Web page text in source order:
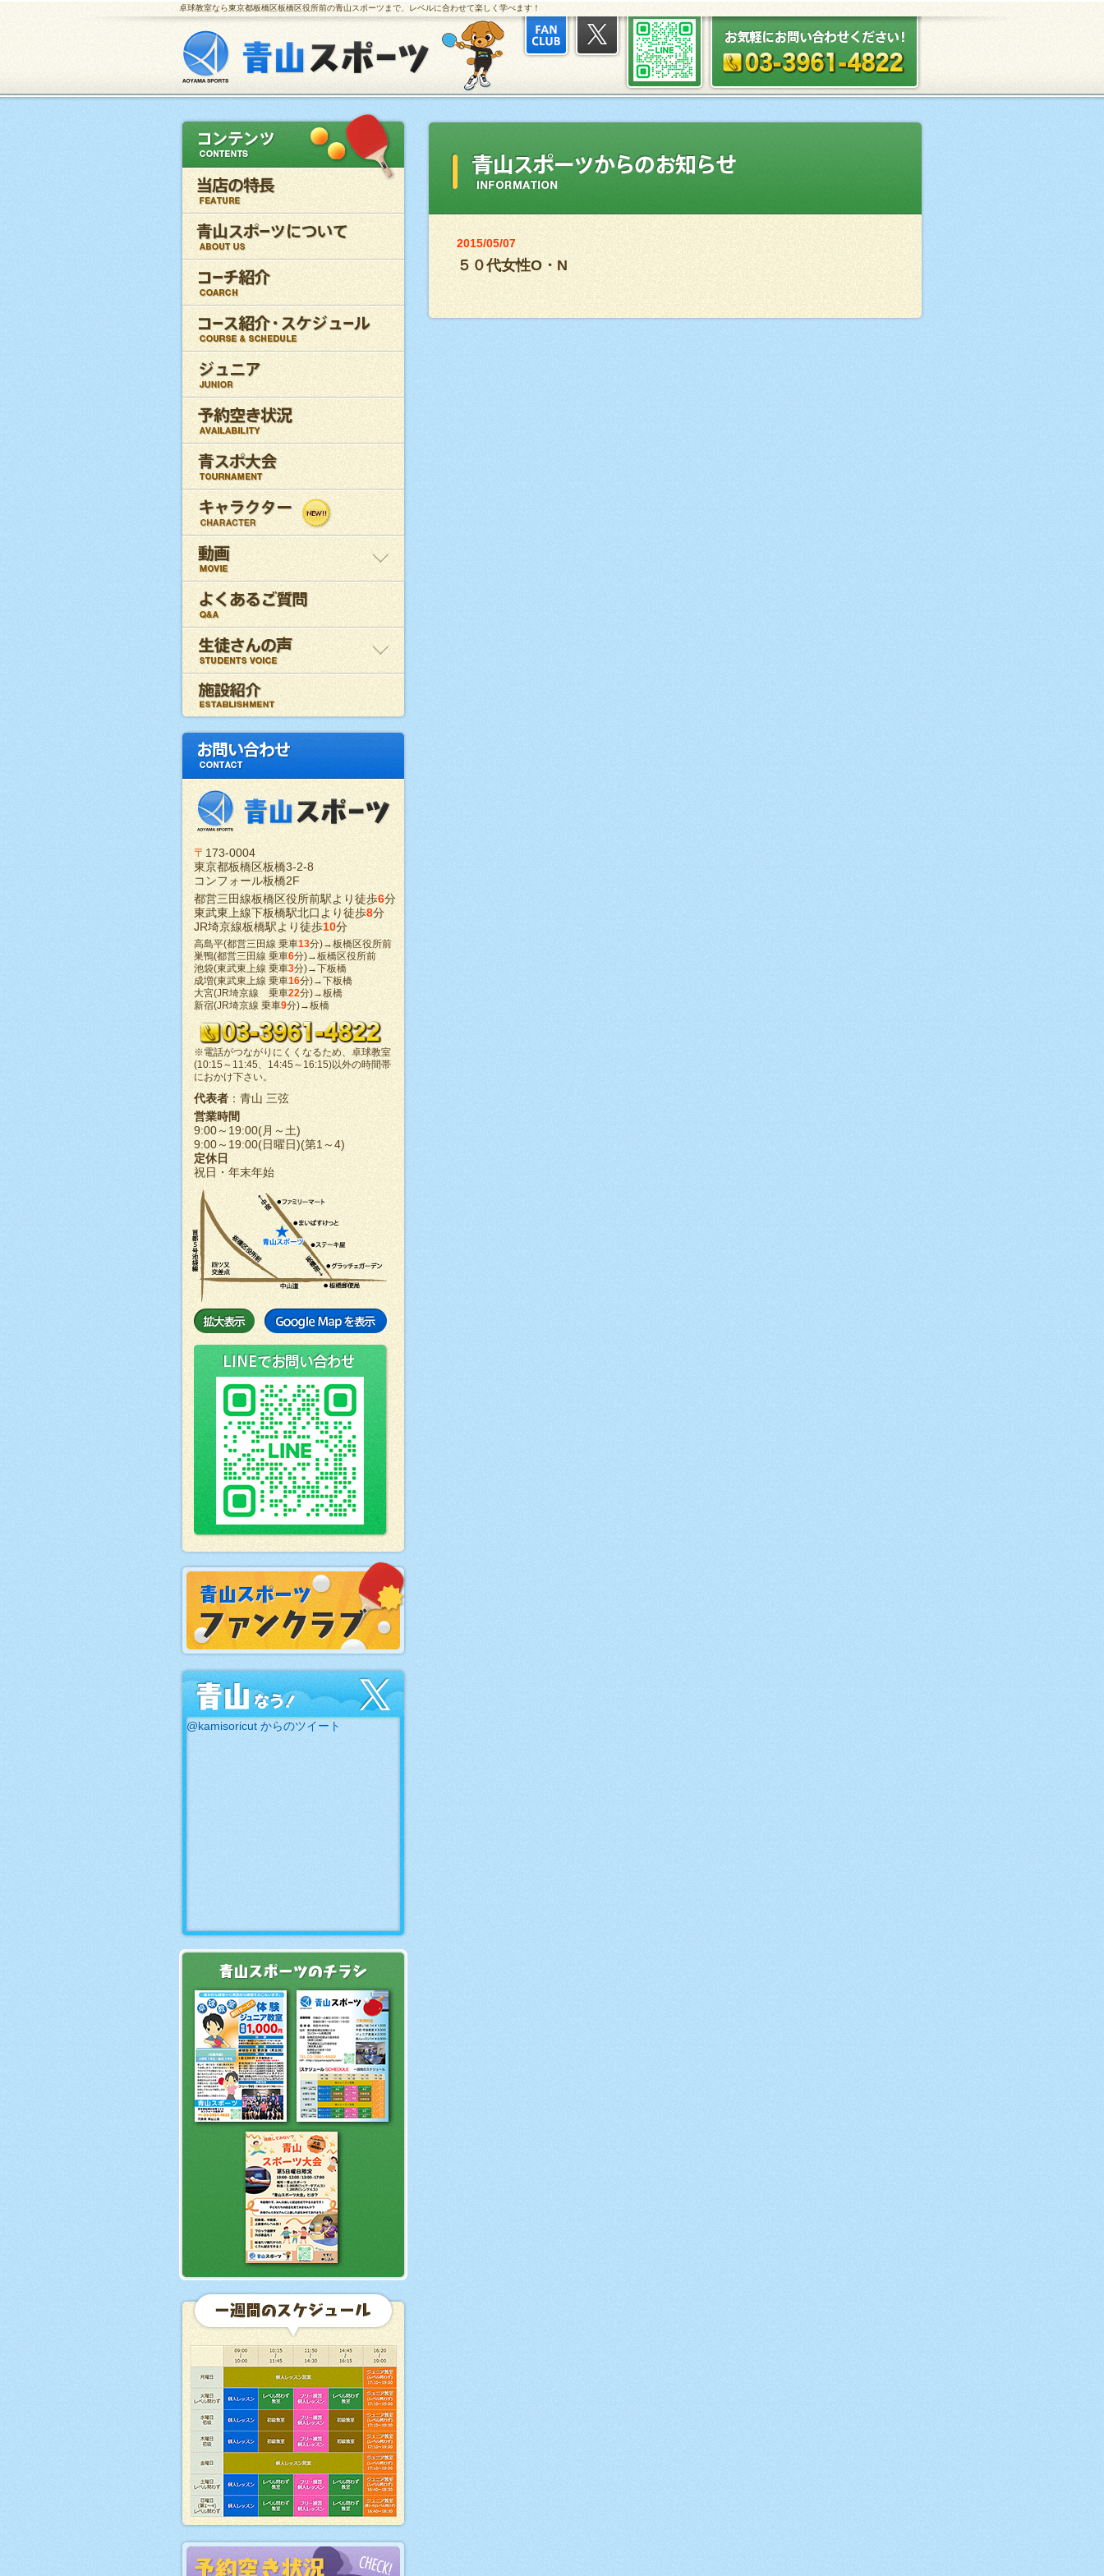
卓球教室なら東京都板橋区板橋区役所前の青山スポーツまで、レベルに合わせて楽しく学べます！
2015/05/07
５０代女性O・N
〒 173-0004
東京都板橋区板橋3-2-8
コンフォール板橋2F
都営三田線板橋区役所前駅より徒歩6分
東武東上線下板橋駅北口より徒歩8分
JR埼京線板橋駅より徒歩10分
高島平(都営三田線 乗車13分)→板橋区役所前
巣鴨(都営三田線 乗車6分)→板橋区役所前
池袋(東武東上線 乗車3分)→下板橋
成増(東武東上線 乗車16分)→下板橋
大宮(JR埼京線 乗車22分)→板橋
新宿(JR埼京線 乗車9分)→板橋
※電話がつながりにくくなるため、卓球教室
(10:15～11:45、14:45～16:15)以外の時間帯
におかけ下さい。
代表者 ：青山 三弦
営業時間
9:00～19:00(月～土)
9:00～19:00(日曜日)(第1～4)
定休日
祝日・年末年始
@kamisoricut からのツイート